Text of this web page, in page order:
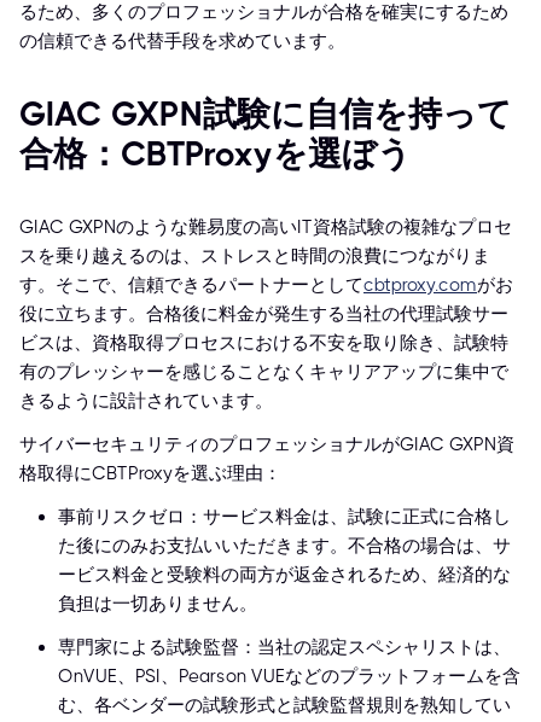
るため、多くのプロフェッショナルが合格を確実にするため
の信頼できる代替手段を求めています。
GIAC GXPN試験に自信を持って
合格：CBTProxyを選ぼう
GIAC GXPNのような難易度の高いIT資格試験の複雑なプロセ
スを乗り越えるのは、ストレスと時間の浪費につながりま
す。そこで、信頼できるパートナーとしてcbtproxy.comがお
役に立ちます。合格後に料金が発生する当社の代理試験サー
ビスは、資格取得プロセスにおける不安を取り除き、試験特
有のプレッシャーを感じることなくキャリアアップに集中で
きるように設計されています。
サイバーセキュリティのプロフェッショナルがGIAC GXPN資
格取得にCBTProxyを選ぶ理由：
事前リスクゼロ：サービス料金は、試験に正式に合格し
た後にのみお支払いいただきます。不合格の場合は、サ
ービス料金と受験料の両方が返金されるため、経済的な
負担は一切ありません。
専門家による試験監督：当社の認定スペシャリストは、
OnVUE、PSI、Pearson VUEなどのプラットフォームを含
む、各ベンダーの試験形式と試験監督規則を熟知してい